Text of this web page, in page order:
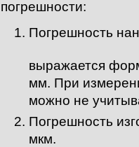
погрешности:
Погрешность
выражается
мм. При
можно не
Погрешность
мкм.